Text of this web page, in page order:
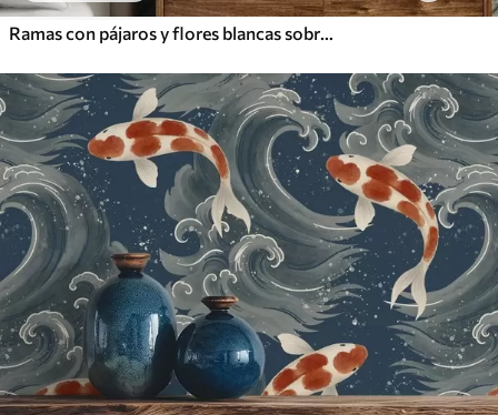
Ramas con pájaros y flores blancas sobre un fondo delicado